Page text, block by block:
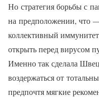
Но стратегия борьбы с
на предположении, что
коллективный
открыть перед вирусом
Именно так сделала
воздержаться от
предпочтя мягкие